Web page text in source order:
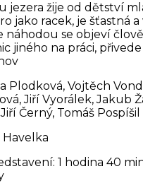
jezera žije od dětství
jako racek, je šťastná
náhodou se objeví
jiného na práci,
Plodková, Vojtěch
Jiří Vyorálek, Jakub
Černý, Tomáš Pospíšil
Havelka
1 hodina 40